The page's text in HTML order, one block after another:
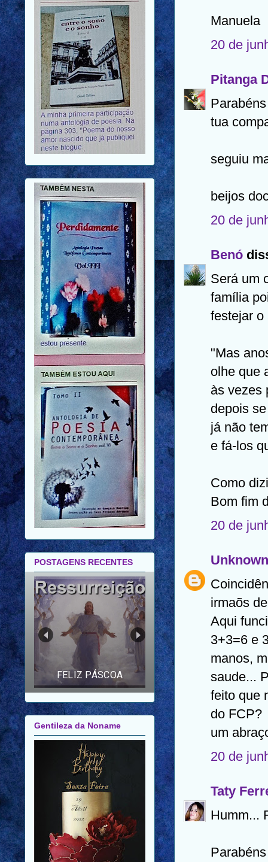
Manuela
20 de
Pitanga
tua
seguiu
beijos
20 de
Benó
Será um
família
festejar o
"Mas
olhe que
às vezes
depois
já não
e fá-los
Como
Bom fim
20 de
Unknown
irmaõs
Aqui
3+3=6 e
manos,
saude...
feito que
do FCP?
um
20 de
Taty
Humm...
POSTAGENS RECENTES
FELIZ ANO NOVO |
FELIZ 2026 |
MENSAGEM PARA
AMIGOS E FAMILIARES